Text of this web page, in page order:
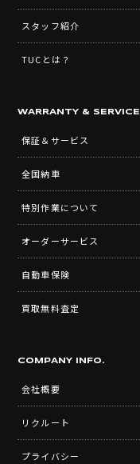
スタッフ紹介
TUCとは？
WARRANTY & SERVICE
保証＆サービス
全国納車
特別作業について
オーダーサービス
自動車保険
買取無料査定
COMPANY INFO.
会社概要
リクルート
プライバシー